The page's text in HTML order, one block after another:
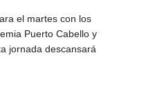
el martes con los
Puerto Cabello y
jornada descansará